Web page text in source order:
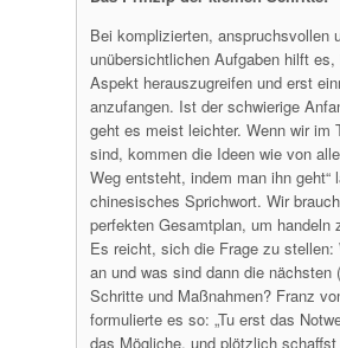
Bei komplizierten, anspruchsvollen
unübersichtlichen Aufgaben hilft es,
Aspekt herauszugreifen und erst
anzufangen. Ist der schwierige
geht es meist leichter. Wenn wir im
sind, kommen die Ideen wie von
Weg entsteht, indem man ihn geht“
chinesisches Sprichwort. Wir
perfekten Gesamtplan, um handeln
Es reicht, sich die Frage zu stellen:
an und was sind dann die nächsten
Schritte und Maßnahmen? Franz
formulierte es so: „Tu erst das
das Mögliche, und plötzlich schaffst